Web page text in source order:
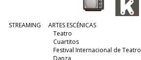
STREAMING
ARTES ESCÉNICAS
Teatro
Cuartitos
Festival Internacional de Teatro